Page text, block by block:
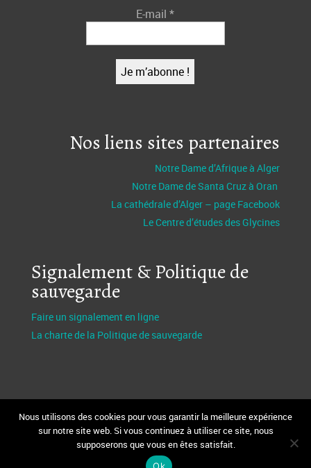
E-mail*
Nos liens sites partenaires
Notre Dame d’Afrique à Alger
Notre Dame de Santa Cruz à Oran
La cathédrale d’Alger – page Facebook
Le Centre d’études des Glycines
Signalement & Politique de
sauvegarde
Faire un signalement en ligne
La charte de la Politique de sauvegarde
Design et réalisation Fabio BertagninFBServices.fr
Nous utilisons des cookies pour vous garantir la meilleure expérience
sur notre site web. Si vous continuez à utiliser ce site, nous
supposerons que vous en êtes satisfait.
Ok